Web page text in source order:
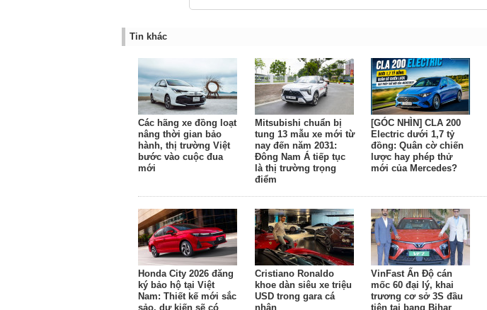
Tin khác
Các hãng xe đồng loạt
nâng thời gian bảo
hành, thị trường Việt
bước vào cuộc đua
mới
Mitsubishi chuẩn bị
tung 13 mẫu xe mới từ
nay đến năm 2031:
Đông Nam Á tiếp tục
là thị trường trọng
điểm
[GÓC NHÌN] CLA 200
Electric dưới 1,7 tỷ
đồng: Quân cờ chiến
lược hay phép thử
mới của Mercedes?
Honda City 2026 đăng
ký bảo hộ tại Việt
Nam: Thiết kế mới sắc
sảo, dự kiến sẽ có
Cristiano Ronaldo
khoe dàn siêu xe triệu
USD trong gara cá
nhân
VinFast Ấn Độ cán
mốc 60 đại lý, khai
trương cơ sở 3S đầu
tiên tại bang Bihar